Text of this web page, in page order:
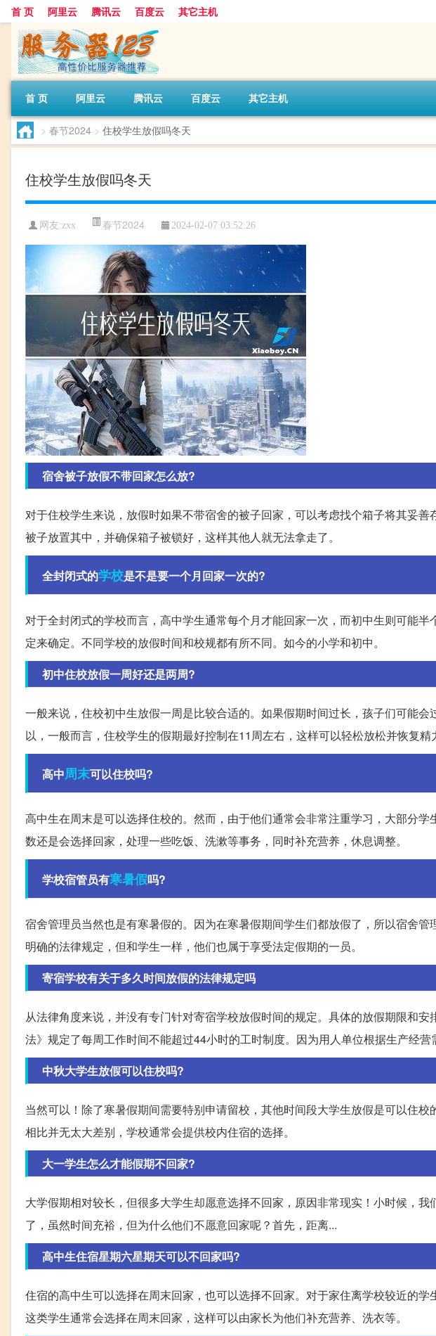
首 页 阿里云 腾讯云 百度云 其它主机
首 页 阿里云 腾讯云 百度云 其它主机
> 春节2024 > 住校学生放假吗冬天
住校学生放假吗冬天
网友:zxx 春节2024 2024-02-07 03:52:26
宿舍被子放假不带回家怎么放?
对于住校学生来说，放假时如果不带宿舍的被子回家，可以考虑找个箱子将其妥
被子放置其中，并确保箱子被锁好，这样其他人就无法拿走了。
全封闭式的学校是不是要一个月回家一次的?
对于全封闭式的学校而言，高中学生通常每个月才能回家一次，而初中生则可能
定来确定。不同学校的放假时间和校规都有所不同。如今的小学和初中。
初中住校放假一周好还是两周?
一般来说，住校初中生放假一周是比较合适的。如果假期时间过长，孩子们可能
以，一般而言，住校学生的假期最好控制在11周左右，这样可以轻松放松并恢复精
高中周末可以住校吗?
高中生在周末是可以选择住校的。然而，由于他们通常会非常注重学习，大部分
数还是会选择回家，处理一些吃饭、洗漱等事务，同时补充营养，休息调整。
学校宿管员有寒暑假吗?
宿舍管理员当然也是有寒暑假的。因为在寒暑假期间学生们都放假了，所以宿舍
明确的法律规定，但和学生一样，他们也属于享受法定假期的一员。
寄宿学校有关于多久时间放假的法律规定吗
从法律角度来说，并没有专门针对寄宿学校放假时间的规定。具体的放假期限和
法》规定了每周工作时间不能超过44小时的工时制度。因为用人单位根据生产经营
中秋大学生放假可以住校吗?
当然可以！除了寒暑假期间需要特别申请留校，其他时间段大学生放假是可以住
相比并无太大差别，学校通常会提供校内住宿的选择。
大一学生怎么才能假期不回家?
大学假期相对较长，但很多大学生却愿意选择不回家，原因非常现实！小时候，
了，虽然时间充裕，但为什么他们不愿意回家呢？首先，距离...
高中生住宿星期六星期天可以不回家吗?
住宿的高中生可以选择在周末回家，也可以选择不回家。对于家住离学校较近的学
这类学生通常会选择在周末回家，这样可以由家长为他们补充营养、洗衣等。